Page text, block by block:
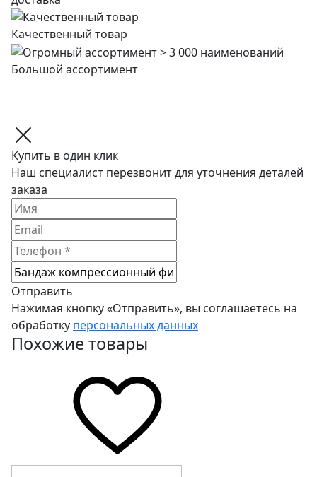
Качественный товар
Большой ассортимент
Купить в один клик
Наш специалист перезвонит для уточнения деталей
заказа
Отправить
Нажимая кнопку «Отправить», вы соглашаетесь на
обработку персональных данных
Похожие товары